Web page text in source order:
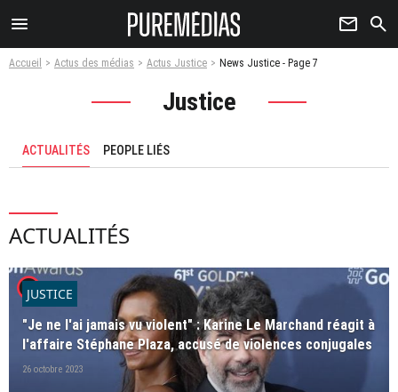
menu newsletter search
Accueil Actus des médias Actus Justice News Justice - Page 7
Justice
ACTUALITÉS PEOPLE LIÉS
ACTUALITÉS
player2
JUSTICE
"Je ne l'ai jamais vu violent" : Karine Le Marchand réagit à
l'affaire Stéphane Plaza, accusé de violences conjugales
26 octobre 2023